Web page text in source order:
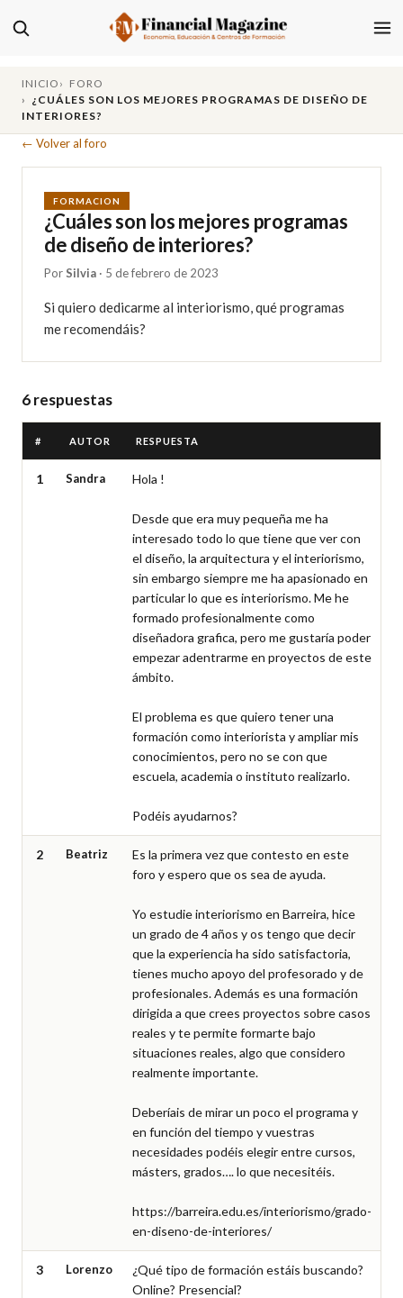
INICIO
FORO
¿CUÁLES SON LOS MEJORES PROGRAMAS DE DISEÑO DE
INTERIORES?
← Volver al foro
FORMACION
¿Cuáles son los mejores programas
de diseño de interiores?
Por Silvia · 5 de febrero de 2023
Si quiero dedicarme al interiorismo, qué programas
me recomendáis?
6 respuestas
# AUTOR RESPUESTA
1 Sandra Hola !
Desde que era muy pequeña me ha
interesado todo lo que tiene que ver con
el diseño, la arquitectura y el interiorismo,
sin embargo siempre me ha apasionado en
particular lo que es interiorismo. Me he
formado profesionalmente como
diseñadora grafica, pero me gustaría poder
empezar adentrarme en proyectos de este
ámbito.
El problema es que quiero tener una
formación como interiorista y ampliar mis
conocimientos, pero no se con que
escuela, academia o instituto realizarlo.
Podéis ayudarnos?
2 Beatriz
Es la primera vez que contesto en este
foro y espero que os sea de ayuda.
Yo estudie interiorismo en Barreira, hice
un grado de 4 años y os tengo que decir
que la experiencia ha sido satisfactoria,
tienes mucho apoyo del profesorado y de
profesionales. Además es una formación
dirigida a que crees proyectos sobre casos
reales y te permite formarte bajo
situaciones reales, algo que considero
realmente importante.
Deberíais de mirar un poco el programa y
en función del tiempo y vuestras
necesidades podéis elegir entre cursos,
másters, grados…. lo que necesitéis.
https://barreira.edu.es/interiorismo/grado-
en-diseno-de-interiores/
3 Lorenzo
¿Qué tipo de formación estáis buscando?
Online? Presencial?